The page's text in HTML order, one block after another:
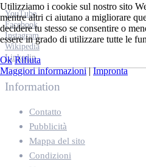
YouTube
Facebook
Instagram
Wikipedia
Linkedin
Information
Contatto
Pubblicità
Mappa del sito
Condizioni
Utilizziamo i cookie sul nostro sito
mentre altri ci aiutano a migliorare
decidere tu stesso se consentire o
essere in grado di utilizzare tutte le
Ok Rifiuta
Maggiori informazioni|Impronta